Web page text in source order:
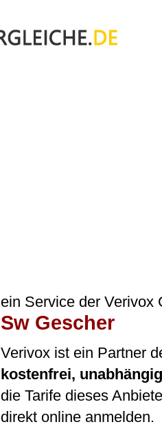
ein Service der Verivox
Sw Gescher
Verivox ist ein Partner
kostenfrei,
die Tarife dieses
direkt online anmelden.